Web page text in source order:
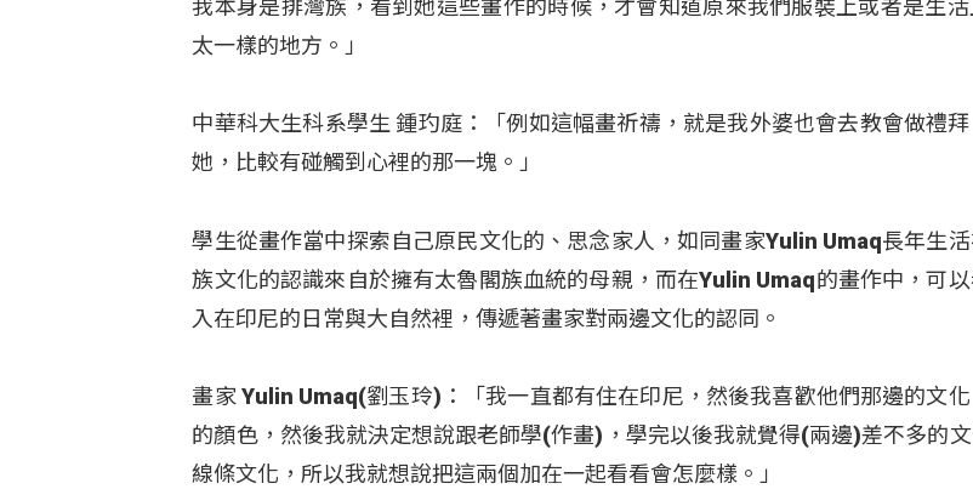
我本身是排灣族，看到她這些畫作的時候，才會知道原來我們服裝上或者是生
太一樣的地方。」
中華科大生科系學生 鍾玓庭：「例如這幅畫祈禱，就是我外婆也會去教會做禮
她，比較有碰觸到心裡的那一塊。」
學生從畫作當中探索自己原民文化的、思念家人，如同畫家Yulin Umaq長年生
族文化的認識來自於擁有太魯閣族血統的母親，而在Yulin Umaq的畫作中，可
入在印尼的日常與大自然裡，傳遞著畫家對兩邊文化的認同。
畫家 Yulin Umaq(劉玉玲)：「我一直都有住在印尼，然後我喜歡他們那邊的文
的顏色，然後我就決定想說跟老師學(作畫)，學完以後我就覺得(兩邊)差不多的
線條文化，所以我就想說把這兩個加在一起看看會怎麼樣。」